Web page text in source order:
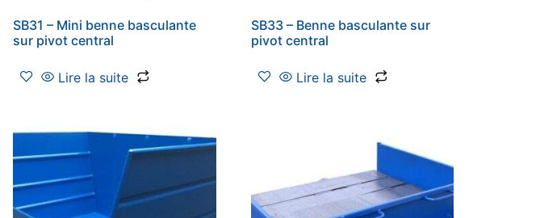
SB31 – Mini benne basculante
sur pivot central
Lire la suite
SB33 – Benne basculante sur
pivot central
Lire la suite